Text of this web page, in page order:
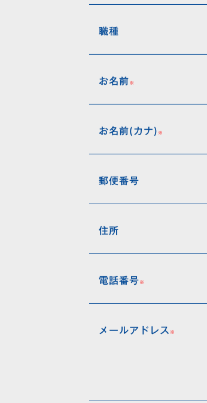
職種
お名前
お名前(カナ)
郵便番号
住所
電話番号
メールアドレス